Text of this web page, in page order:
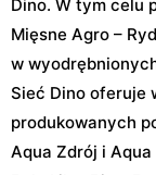
Dino. W tym celu
Mięsne Agro –
w
Sieć Dino oferuje
produkowanych
Aqua Zdrój i